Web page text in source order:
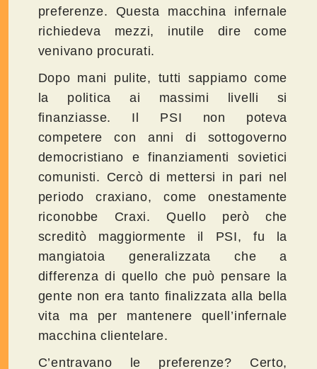
preferenze. Questa macchina infernale
richiedeva mezzi, inutile dire come
venivano procurati.
Dopo mani pulite, tutti sappiamo come
la politica ai massimi livelli si
finanziasse. Il PSI non poteva
competere con anni di sottogoverno
democristiano e finanziamenti sovietici
comunisti. Cercò di mettersi in pari nel
periodo craxiano, come onestamente
riconobbe Craxi. Quello però che
screditò maggiormente il PSI, fu la
mangiatoia generalizzata che a
differenza di quello che può pensare la
gente non era tanto finalizzata alla bella
vita ma per mantenere quell’infernale
macchina clientelare.
C’entravano le preferenze? Certo,